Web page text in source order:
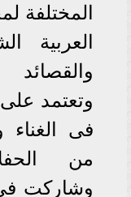
المختلفة
العربية
والقصائد
وتعتمد
فى
من
وشاركت